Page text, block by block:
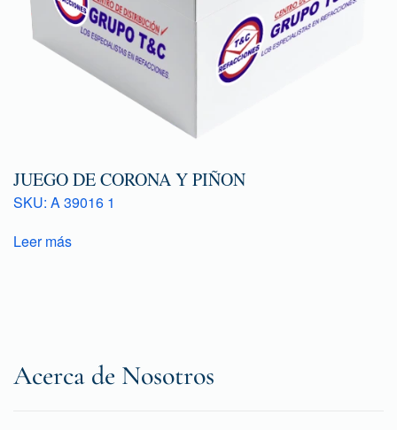
JUEGO DE CORONA Y PIÑON
SKU: A 39016 1
Leer más
Acerca de Nosotros